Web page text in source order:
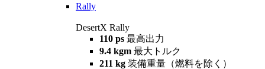
Rally
DesertX Rally
110 ps 最高出力
9.4 kgm 最大トルク
211 kg 装備重量（燃料を除く）